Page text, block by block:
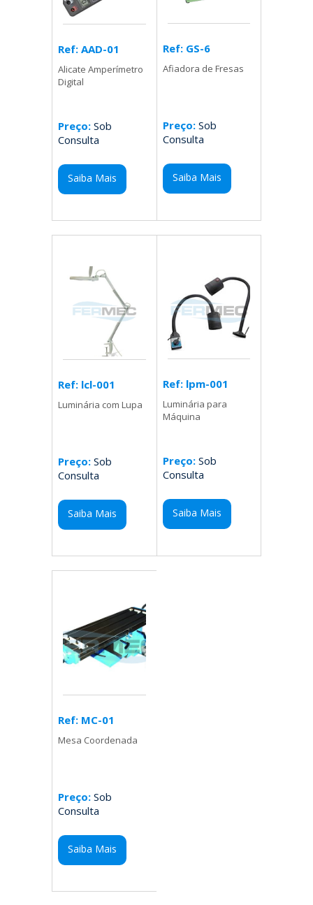
Ref: AAD-01
Alicate Amperímetro
Digital
Preço: Sob
Consulta
Saiba Mais
Ref: GS-6
Afiadora de Fresas
Preço:Sob
Consulta
Saiba Mais
Ref: lcl-001
Luminária com Lupa
Preço: Sob
Consulta
Saiba Mais
Ref: lpm-001
Luminária para
Máquina
Preço:Sob
Consulta
Saiba Mais
Ref: MC-01
Mesa Coordenada
Preço: Sob
Consulta
Saiba Mais